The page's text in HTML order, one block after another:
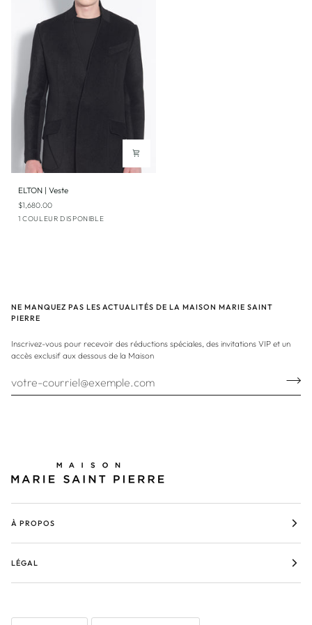
|
Veste
ELTON | Veste
$1,680.00
1 COULEUR DISPONIBLE
Noir
NE MANQUEZ PAS LES ACTUALITÉS DE LA MAISON MARIE SAINT
PIERRE
Inscrivez-vous pour recevoir des réductions spéciales, des invitations VIP et un
accès exclusif aux dessous de la Maison
À PROPOS
LÉGAL